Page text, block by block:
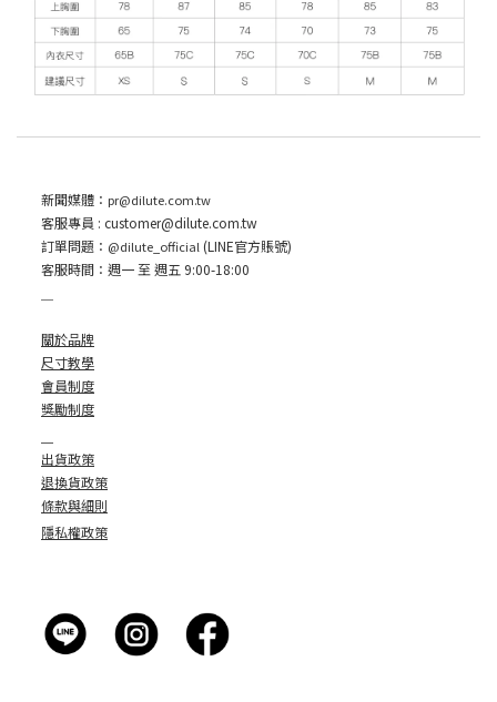
新聞媒體： pr@dilute.com.tw
客服專員 : customer@dilute.com.tw
訂單問題： @dilute_official (LINE官方賬號)
客服時間：週一 至 週五 9:00-18:00
關於品牌
尺寸教學
會員制度
獎勵制度
出貨政策
退換貨政策
條款與細則
隱私權政策